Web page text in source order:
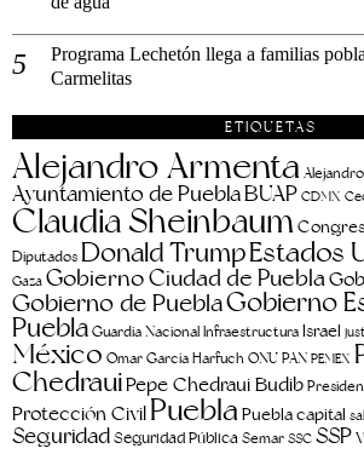
Programa Lechetón llega a familias
Carmelitas
ETIQUETAS
Alejandro Armenta
Ayuntamiento de PueblaBUAP CDMX
Claudia Sheinbaum
Diputados Donald TrumpEstados
Gaza Gobierno Ciudad de Puebla
Gobierno de PueblaGobierno
PueblaGuardia Nacional Infraestructura Israel
México Omar García Harfuch ONU PAN PEMEX
ChedrauiPepe Chedraui Budib
Protección Civil PueblaPuebla capital
SeguridadSeguridad Pública Semar SSC SSP